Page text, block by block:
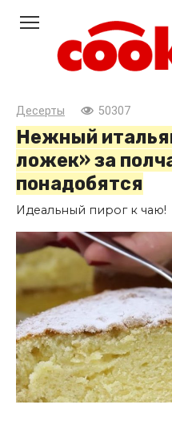
контенту
Десерты 50307
Нежный
ложек» за
понадобятся
Идеальный пирог к чаю!